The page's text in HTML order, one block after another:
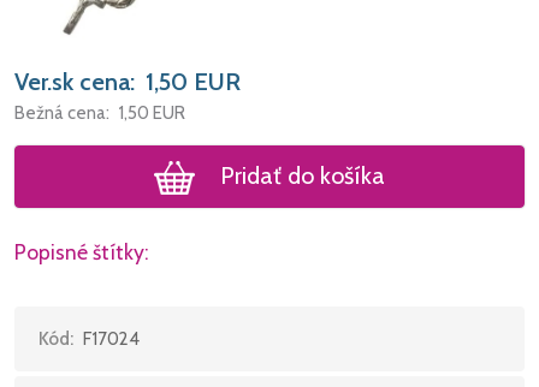
Ver.sk cena: 1,50 EUR
Bežná cena: 1,50 EUR
Pridať do košíka
Popisné štítky:
Kód: F17024